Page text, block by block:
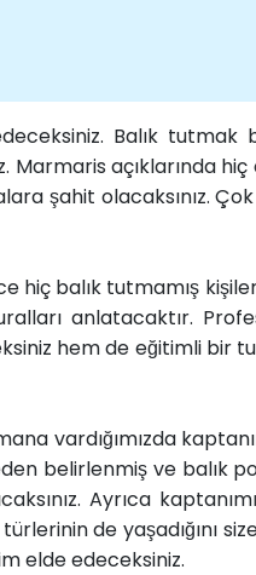
Balık tutmak
açıklarında hiç
şahit olacaksınız.
hiç balık tutmamış
anlatacaktır.
hem de eğitimli bir
vardığımızda
belirlenmiş ve balık
Ayrıca
de yaşadığını
elde edeceksiniz.